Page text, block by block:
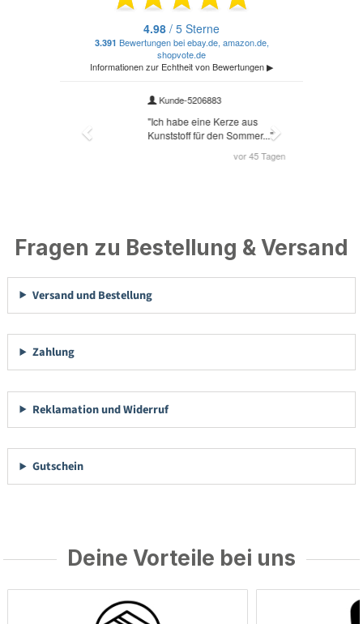
Fragen zu Bestellung & Versand
Versand und Bestellung
Zahlung
Reklamation und Widerruf
Gutschein
Deine Vorteile bei uns